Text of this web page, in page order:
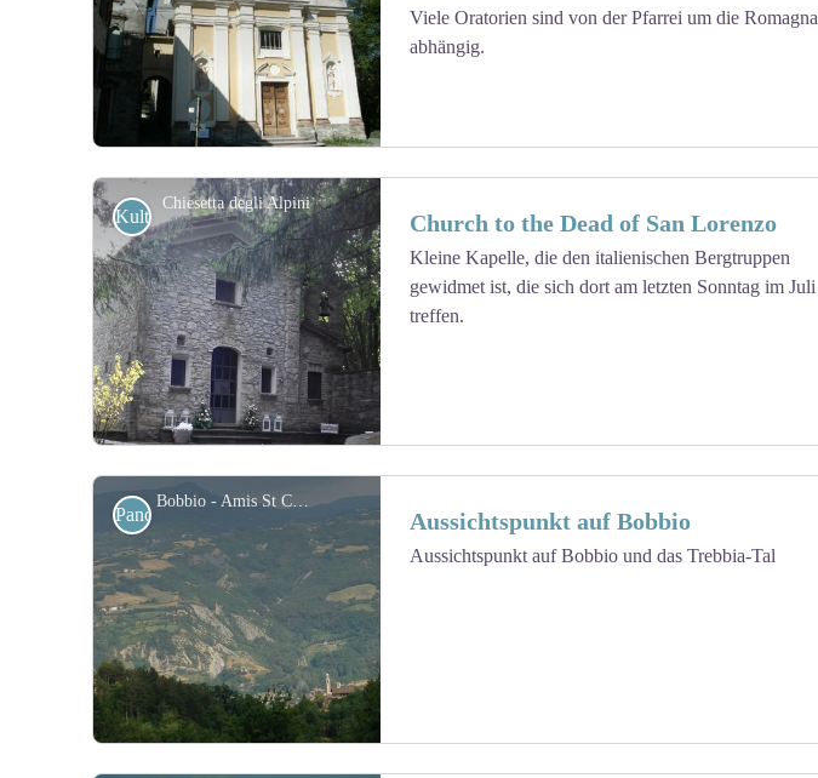
View picture in full screen
Viele Oratorien sind von der Pfarrei um die Romagna
abhängig.
Chiesetta degli Alpini
View picture in full screen
Kulturell Church to the Dead of San Lorenzo
Kleine Kapelle, die den italienischen Bergtruppen
gewidmet ist, die sich dort am letzten Sonntag im Juli
treffen.
Bobbio - Amis St Colomban
Panoramasicht Aussichtspunkt auf Bobbio
Aussichtspunkt auf Bobbio und das Trebbia-Tal